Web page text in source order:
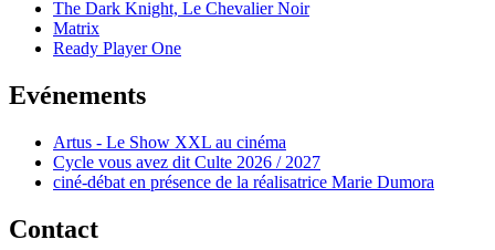
The Dark Knight, Le Chevalier Noir
Matrix
Ready Player One
Evénements
Artus - Le Show XXL au cinéma
Cycle vous avez dit Culte 2026 / 2027
ciné-débat en présence de la réalisatrice Marie Dumora
Contact